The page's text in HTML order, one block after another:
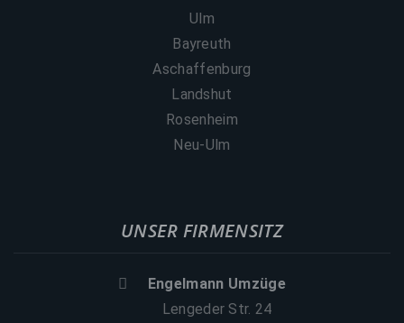
Ulm
Bayreuth
Aschaffenburg
Landshut
Rosenheim
Neu-Ulm
UNSER FIRMENSITZ
Engelmann Umzüge
Lengeder Str. 24